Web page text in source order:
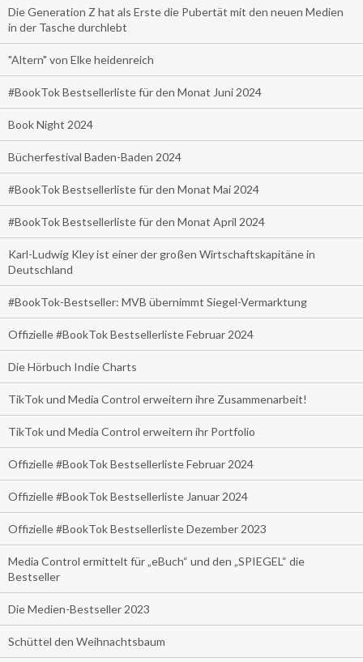
Die Generation Z hat als Erste die Pubertät mit den neuen Medien
in der Tasche durchlebt
"Altern" von Elke heidenreich
#BookTok Bestsellerliste für den Monat Juni 2024
Book Night 2024
Bücherfestival Baden-Baden 2024
#BookTok Bestsellerliste für den Monat Mai 2024
#BookTok Bestsellerliste für den Monat April 2024
Karl-Ludwig Kley ist einer der großen Wirtschaftskapitäne in
Deutschland
#BookTok-Bestseller: MVB übernimmt Siegel-Vermarktung
Offizielle #BookTok Bestsellerliste Februar 2024
Die Hörbuch Indie Charts
TikTok und Media Control erweitern ihre Zusammenarbeit!
TikTok und Media Control erweitern ihr Portfolio
Offizielle #BookTok Bestsellerliste Februar 2024
Offizielle #BookTok Bestsellerliste Januar 2024
Offizielle #BookTok Bestsellerliste Dezember 2023
Media Control ermittelt für „eBuch“ und den „SPIEGEL“ die
Bestseller
Die Medien-Bestseller 2023
Schüttel den Weihnachtsbaum